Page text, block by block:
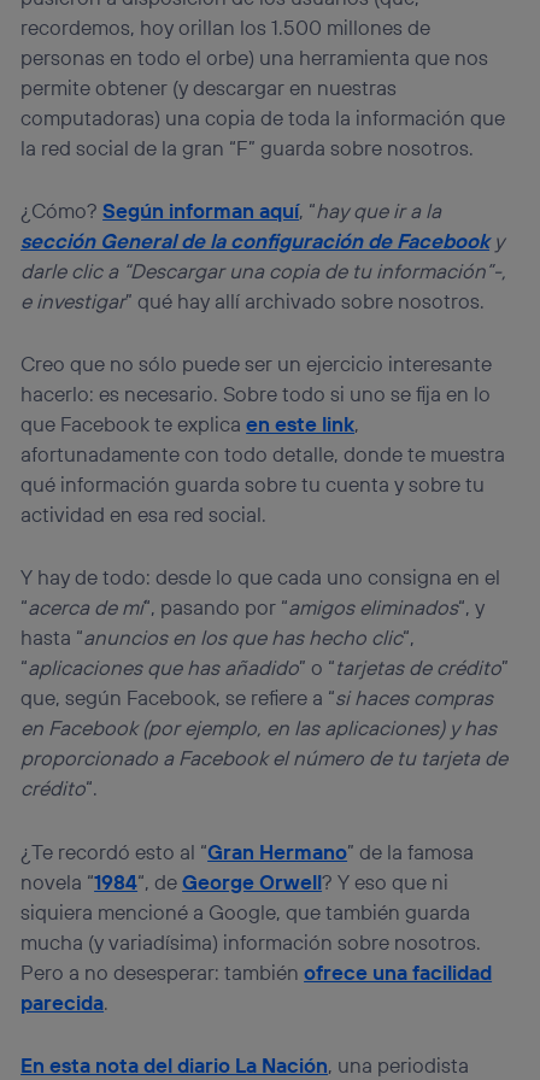
recordemos, hoy orillan los 1.500 millones de
personas en todo el orbe) una herramienta que nos
permite obtener (y descargar en nuestras
computadoras) una copia de toda la información que
la red social de la gran “F” guarda sobre nosotros.
¿Cómo?Según informan aquí, “hay que ir a la
sección General de la configuración de Facebooky
darle clic a “Descargar una copia de tu información”-,
e investigar” qué hay allí archivado sobre nosotros.
Creo que no sólo puede ser un ejercicio interesante
hacerlo: es necesario. Sobre todo si uno se fija en lo
que Facebook te explicaen este link,
afortunadamente con todo detalle, donde te muestra
qué información guarda sobre tu cuenta y sobre tu
actividad en esa red social.
Y hay de todo: desde lo que cada uno consigna en el
“acerca de mí“, pasando por “amigos eliminados“, y
hasta “anuncios en los que has hecho clic“,
“aplicaciones que has añadido” o “tarjetas de crédito”
que, según Facebook, se refiere a “si haces compras
en Facebook (por ejemplo, en las aplicaciones) y has
proporcionado a Facebook el número de tu tarjeta de
crédito“.
¿Te recordó esto al “Gran Hermano” de la famosa
novela “1984“, deGeorge Orwell? Y eso que ni
siquiera mencioné a Google, que también guarda
mucha (y variadísima) información sobre nosotros.
Pero a no desesperar: tambiénofrece una facilidad
parecida.
En esta nota del diario La Nación, una periodista
el marketing o análisis se realizará en función de las
actividades de navegación de los miembros del hogar
que hayan dado su consentimiento.
Si utilizasdatos móviles, el marketing será más
personalizado, ya que se basará únicamente en la
navegación del usuario del móvil.
visitando el portal de privacidad de Utiq
(“consenthub”). Para más información, consulta
la política de privacidad de Utiq.